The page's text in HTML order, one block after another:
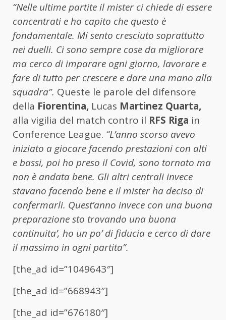
“Nelle ultime partite il mister ci chiede di essere
concentrati e ho capito che questo è
fondamentale. Mi sento cresciuto soprattutto
nei duelli. Ci sono sempre cose da migliorare
ma cerco di imparare ogni giorno, lavorare e
fare di tutto per crescere e dare una mano alla
squadra”. Queste le parole del difensore
della Fiorentina, Lucas Martinez Quarta,
alla vigilia del match contro il RFS Riga in
Conference League. “L’anno scorso avevo
iniziato a giocare facendo prestazioni con alti
e bassi, poi ho preso il Covid, sono tornato ma
non è andata bene. Gli altri centrali invece
stavano facendo bene e il mister ha deciso di
confermarli. Quest’anno invece con una buona
preparazione sto trovando una buona
continuita’, ho un po’ di fiducia e cerco di dare
il massimo in ogni partita”.
[the_ad id=”1049643″]
[the_ad id=”668943″]
[the_ad id=”676180″]